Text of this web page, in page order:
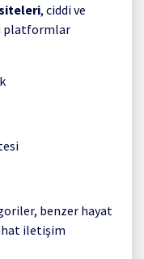
siteleri, ciddi ve
platformlar
benzer hayat
iletişim